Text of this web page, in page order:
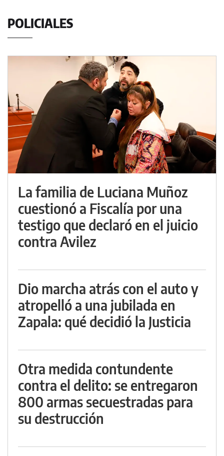
POLICIALES
La familia de Luciana Muñoz
cuestionó a Fiscalía por una
testigo que declaró en el juicio
contra Avilez
Dio marcha atrás con el auto y
atropelló a una jubilada en
Zapala: qué decidió la Justicia
Otra medida contundente
contra el delito: se entregaron
800 armas secuestradas para
su destrucción